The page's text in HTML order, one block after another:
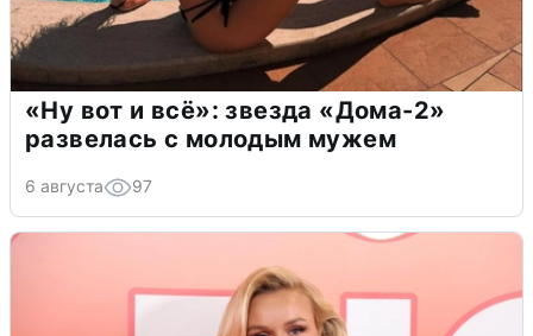
«Ну вот и всё»: звезда «Дома-2»
развелась с молодым мужем
6 августа 97